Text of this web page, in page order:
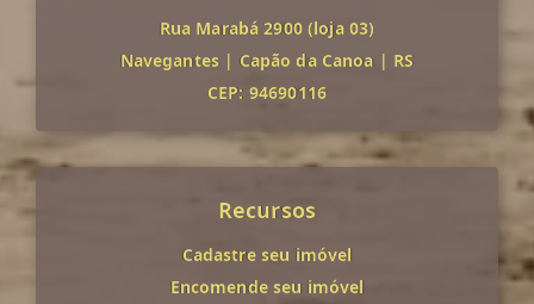
Rua Marabá 2900 (loja 03)
Navegantes | Capão da Canoa | RS
CEP: 94690116
Recursos
Cadastre seu imóvel
Encomende seu imóvel